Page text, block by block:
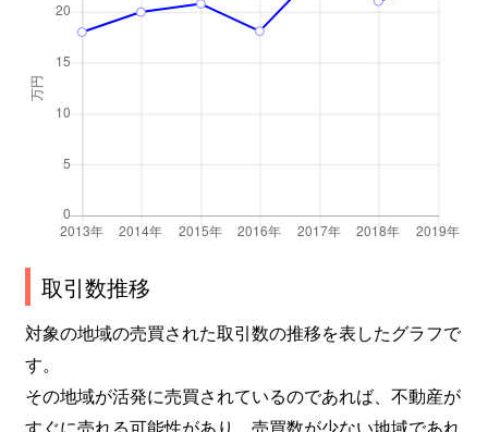
上杉
450万円
北四番丁
上杉
上杉
上杉
上杉
4,600万円
北四番丁
上杉
上杉
3,100万円
北四番丁
上杉
取引数推移
対象の地域の売買された取引数の推移を表したグラフで
す。
その地域が活発に売買されているのであれば、不動産が